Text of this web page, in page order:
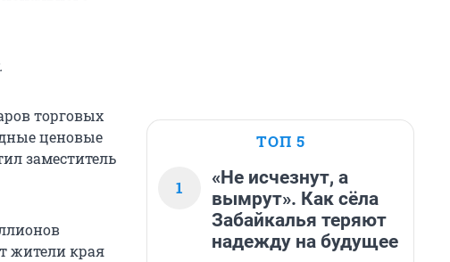
торговых
ценовые
заместитель
жители края
ТОП 5
1
«Не исчезнут, а
вымрут». Как сёла
Забайкалья теряют
надежду на будущее